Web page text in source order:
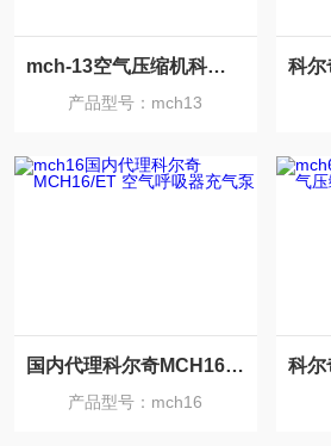
mch-13空气压缩机科尔奇空气呼吸器充气泵
产品型号：mch13
国内代理科尔奇MCH16/ET 空气呼吸器充气泵
产品型号：mch16